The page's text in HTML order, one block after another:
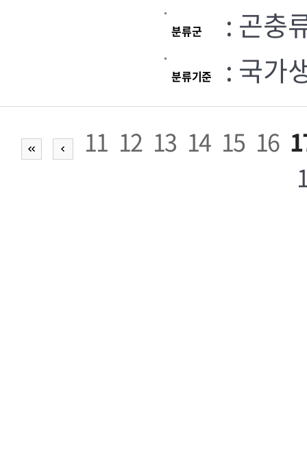
분류군 : 곤충
분류기준 : 국가
11 12 13 14 15 16